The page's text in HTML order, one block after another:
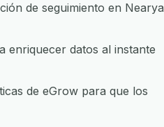
de seguimiento en Nearya
enriquecer datos al instante
de eGrow para que los